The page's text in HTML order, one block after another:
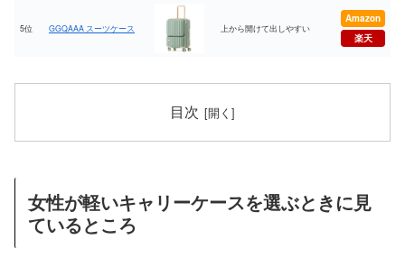
5位 GGQAAA スーツケース 上から開けて出しやすい
Amazon
楽天
目次
女性が軽いキャリーケースを選ぶときに見
ているところ